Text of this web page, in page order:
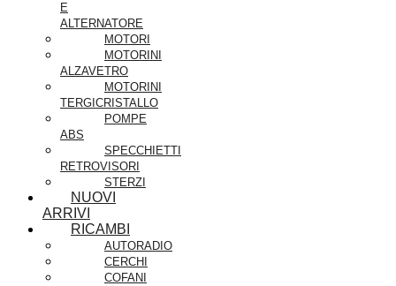
E
ALTERNATORE
MOTORI
MOTORINI
ALZAVETRO
MOTORINI
TERGICRISTALLO
POMPE
ABS
SPECCHIETTI
RETROVISORI
STERZI
NUOVI
ARRIVI
RICAMBI
AUTORADIO
CERCHI
COFANI